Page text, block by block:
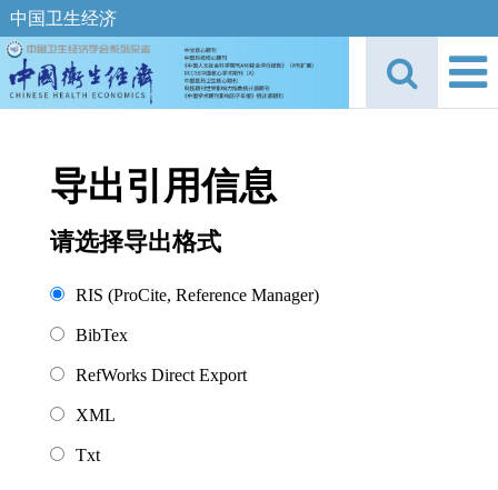
中国卫生经济
导出引用信息
请选择导出格式
RIS (ProCite, Reference Manager)
BibTex
RefWorks Direct Export
XML
Txt